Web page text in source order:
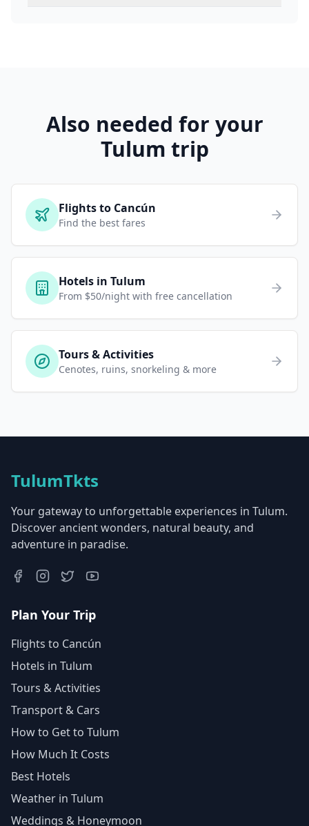
Also needed for your
Tulum trip
Flights to Cancún
Find the best fares
Hotels in Tulum
From $50/night with free cancellation
Tours & Activities
Cenotes, ruins, snorkeling & more
TulumTkts
Your gateway to unforgettable experiences in Tulum.
Discover ancient wonders, natural beauty, and
adventure in paradise.
Plan Your Trip
Flights to Cancún
Hotels in Tulum
Tours & Activities
Transport & Cars
How to Get to Tulum
How Much It Costs
Best Hotels
Weather in Tulum
Weddings & Honeymoon